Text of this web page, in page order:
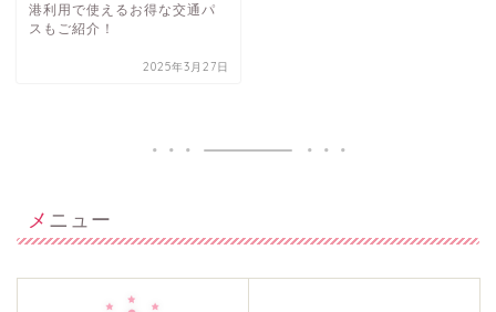
港利用で使えるお得な交通パ
スもご紹介！
2025年3月27日
メニュー